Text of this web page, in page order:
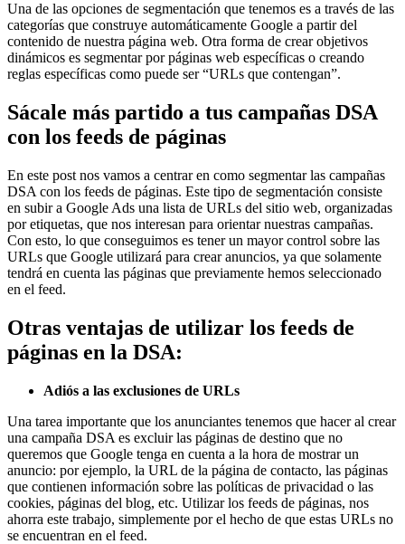
Una de las opciones de segmentación que tenemos es a través de las
categorías que construye automáticamente Google a partir del
contenido de nuestra página web. Otra forma de crear objetivos
dinámicos es segmentar por páginas web específicas o creando
reglas específicas como puede ser “URLs que contengan”.
Sácale más partido a tus campañas DSA
con los feeds de páginas
En este post nos vamos a centrar en como segmentar las campañas
DSA con los feeds de páginas. Este tipo de segmentación consiste
en subir a Google Ads una lista de URLs del sitio web, organizadas
por etiquetas, que nos interesan para orientar nuestras campañas.
Con esto, lo que conseguimos es tener un mayor control sobre las
URLs que Google utilizará para crear anuncios, ya que solamente
tendrá en cuenta las páginas que previamente hemos seleccionado
en el feed.
Otras ventajas de utilizar los feeds de
páginas en la DSA:
Adiós a las exclusiones de URLs
Una tarea importante que los anunciantes tenemos que hacer al crear
una campaña DSA es excluir las páginas de destino que no
queremos que Google tenga en cuenta a la hora de mostrar un
anuncio: por ejemplo, la URL de la página de contacto, las páginas
que contienen información sobre las políticas de privacidad o las
cookies, páginas del blog, etc. Utilizar los feeds de páginas, nos
ahorra este trabajo, simplemente por el hecho de que estas URLs no
se encuentran en el feed.